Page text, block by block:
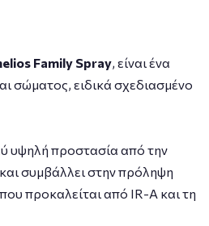
Family Spray, είναι ένα
σώματος, ειδικά σχεδιασμένο
υψηλή προστασία από την
συμβάλλει στην πρόληψη
προκαλείται από IR-A και τη